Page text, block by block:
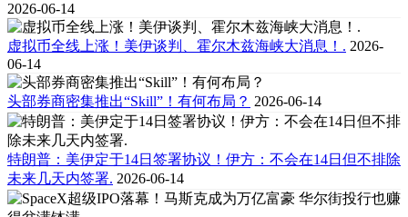
2026-06-14
虚拟币全线上涨！美伊谈判、霍尔木兹海峡大消息！. 2026-
06-14
头部券商密集推出“Skill”！有何布局？ 2026-06-14
特朗普：美伊定于14日签署协议！伊方：不会在14日但不排除
未来几天内签署. 2026-06-14